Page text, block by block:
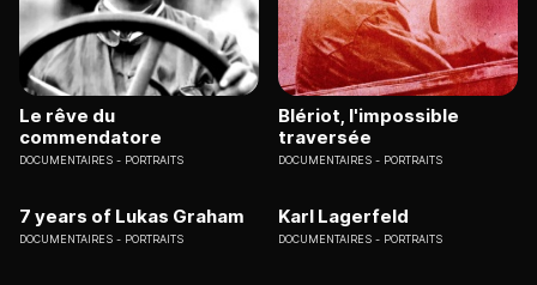
Le rêve du
commendatore
DOCUMENTAIRES PORTRAITS
Blériot, l'impossible
traversée
DOCUMENTAIRES PORTRAITS
7 years of Lukas Graham
DOCUMENTAIRES PORTRAITS
Karl Lagerfeld
DOCUMENTAIRES PORTRAITS